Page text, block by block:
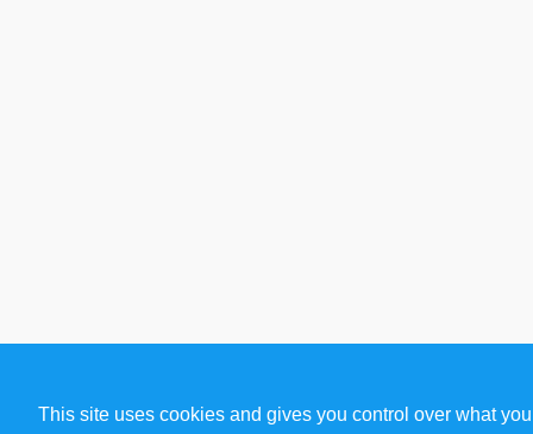
This site uses cookies and gives you control over what you